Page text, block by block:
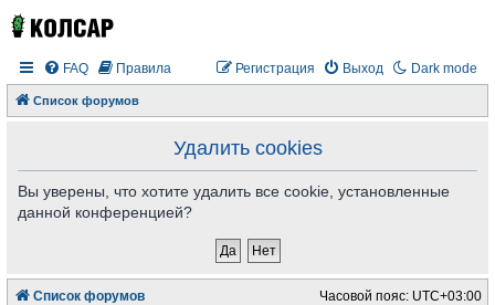
Dark mode
FAQ Правила Выход
Регистрация
Список форумов
Удалить cookies
Вы уверены, что хотите удалить все cookie, установленные
данной конференцией?
Список форумов Часовой пояс: UTC+03:00